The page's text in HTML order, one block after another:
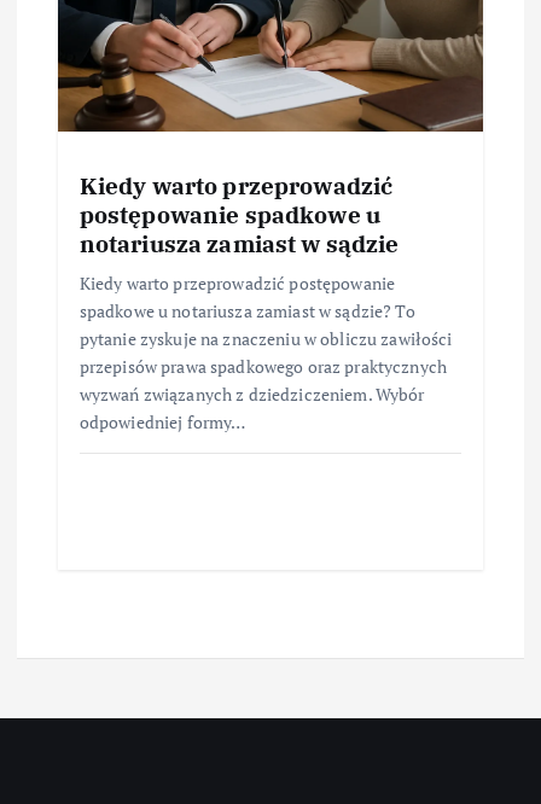
Kiedy warto przeprowadzić
postępowanie spadkowe u
notariusza zamiast w sądzie
Kiedy warto przeprowadzić postępowanie
spadkowe u notariusza zamiast w sądzie? To
pytanie zyskuje na znaczeniu w obliczu zawiłości
przepisów prawa spadkowego oraz praktycznych
wyzwań związanych z dziedziczeniem. Wybór
odpowiedniej formy…